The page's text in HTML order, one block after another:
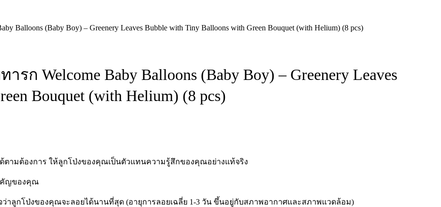
(Baby Boy) – Greenery Leaves Bubble with Tiny Balloons with Green Bouquet (with Helium) (8 pcs)
Welcome Baby Balloons (Baby Boy) – Greenery Leaves
Bouquet (with Helium) (8 pcs)
ตามต้องการ ให้ลูกโป่งของคุณเป็นตัวแทนความรู้สึกของคุณอย่างแท้จริง
คัญของคุณ
าลูกโป่งของคุณจะลอยได้นานที่สุด (อายุการลอยเฉลี่ย 1-3 วัน ขึ้นอยู่กับสภาพอากาศและสภาพแวดล้อม)